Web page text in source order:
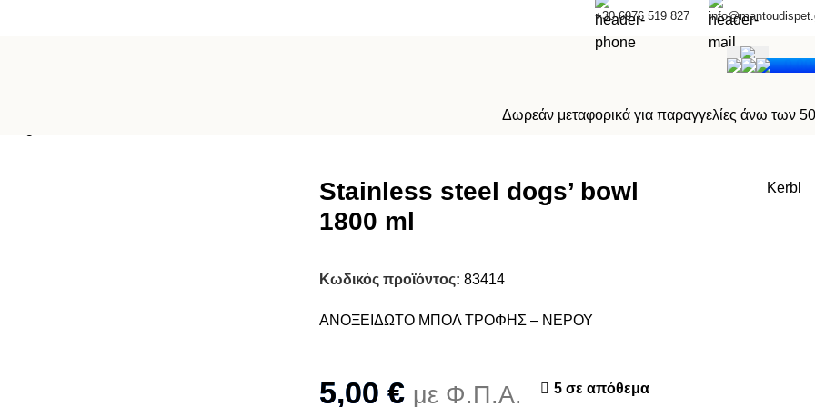
+30 6976 519 827
0,00
Δωρεάν μεταφορικά για παραγγελίες άνω των
Stainless steel dogs’ bowl
1800 ml
Kerbl
Κωδικός προϊόντος: 83414
ΑΝΟΞΕΙΔΩΤΟ ΜΠΟΛ ΤΡΟΦΗΣ – ΝΕΡΟΥ
5,00 € με Φ.Π.Α. 5 σε απόθεμα